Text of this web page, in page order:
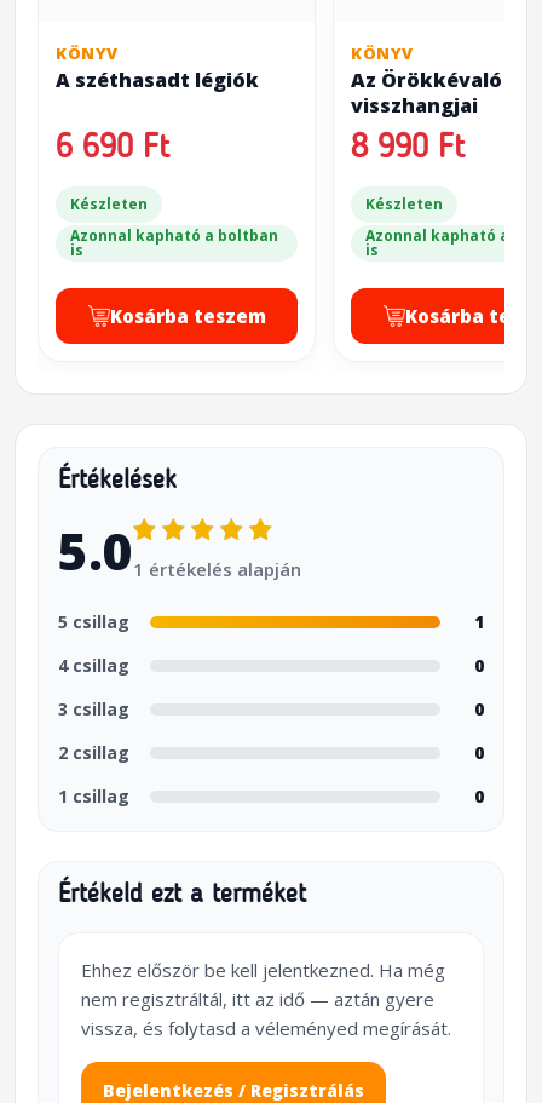
KÖNYV
A széthasadt légiók
6 690 Ft
Készleten
Azonnal kapható a boltban
is
Kosárba teszem
KÖNYV
Az Örökkévaló
visszhangjai
8 990 Ft
Készleten
Azonnal kapható a
is
Kosárba
Értékelések
5.01 értékelés alapján
5 csillag
1
4 csillag
0
3 csillag
0
2 csillag
0
1 csillag
0
Értékeld ezt a terméket
Ehhez először be kell jelentkezned. Ha még
nem regisztráltál, itt az idő — aztán gyere
vissza, és folytasd a véleményed megírását.
Bejelentkezés / Regisztrálás